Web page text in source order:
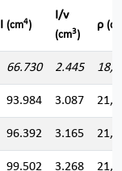
I (cm4)
I/v
(cm3)
ρ
66.730 2.445
93.984 3.087
96.392 3.165
99.502 3.268